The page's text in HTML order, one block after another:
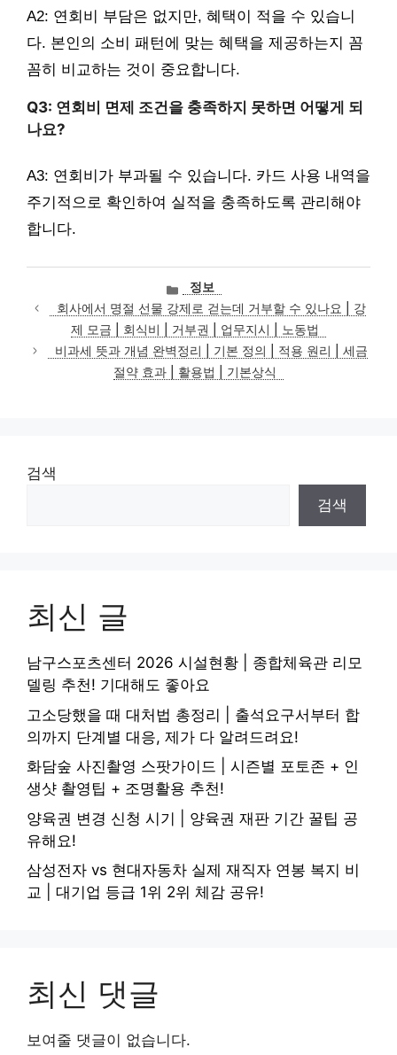
A2: 연회비 부담은 없지만, 혜택이 적을 수 있습니
다. 본인의 소비 패턴에 맞는 혜택을 제공하는지 꼼
꼼히 비교하는 것이 중요합니다.
Q3: 연회비 면제 조건을 충족하지 못하면 어떻게 되
나요?
A3: 연회비가 부과될 수 있습니다. 카드 사용 내역을
주기적으로 확인하여 실적을 충족하도록 관리해야
합니다.
카
테
고
리
정보
회사에서 명절 선물 강제로 걷는데 거부할 수 있나요 | 강
제 모금 | 회식비 | 거부권 | 업무지시 | 노동법
비과세 뜻과 개념 완벽정리 | 기본 정의 | 적용 원리 | 세금
절약 효과 | 활용법 | 기본상식
검색
검색
최신 글
남구스포츠센터 2026 시설현황 | 종합체육관 리모
델링 추천! 기대해도 좋아요
고소당했을 때 대처법 총정리 | 출석요구서부터 합
의까지 단계별 대응, 제가 다 알려드려요!
화담숲 사진촬영 스팟가이드 | 시즌별 포토존 + 인
생샷 촬영팁 + 조명활용 추천!
양육권 변경 신청 시기 | 양육권 재판 기간 꿀팁 공
유해요!
삼성전자 vs 현대자동차 실제 재직자 연봉 복지 비
교 | 대기업 등급 1위 2위 체감 공유!
최신 댓글
보여줄 댓글이 없습니다.